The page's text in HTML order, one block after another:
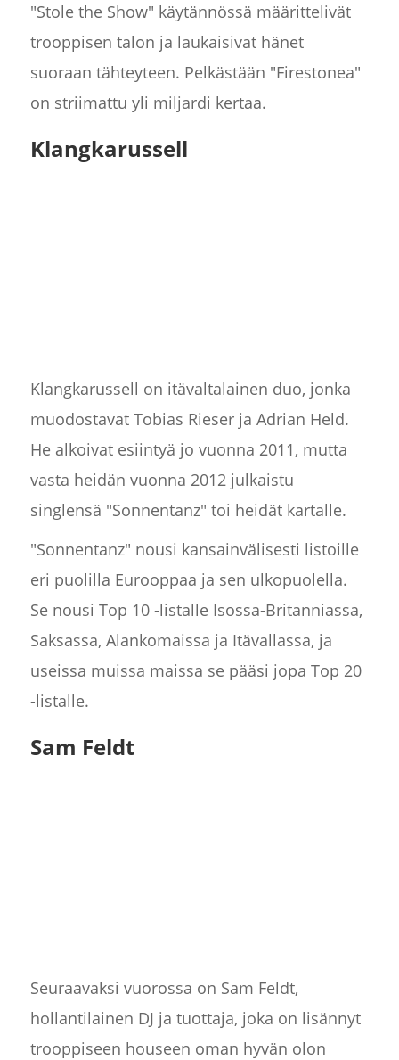
"Stole the Show" käytännössä määrittelivät
trooppisen talon ja laukaisivat hänet
suoraan tähteyteen. Pelkästään "Firestonea"
on striimattu yli miljardi kertaa.
Klangkarussell
Klangkarussell on itävaltalainen duo, jonka
muodostavat Tobias Rieser ja Adrian Held.
He alkoivat esiintyä jo vuonna 2011, mutta
vasta heidän vuonna 2012 julkaistu
singlensä "Sonnentanz" toi heidät kartalle.
"Sonnentanz" nousi kansainvälisesti listoille
eri puolilla Eurooppaa ja sen ulkopuolella.
Se nousi Top 10 -listalle Isossa-Britanniassa,
Saksassa, Alankomaissa ja Itävallassa, ja
useissa muissa maissa se pääsi jopa Top 20
-listalle.
Sam Feldt
Seuraavaksi vuorossa on Sam Feldt,
hollantilainen DJ ja tuottaja, joka on lisännyt
trooppiseen houseen oman hyvän olon